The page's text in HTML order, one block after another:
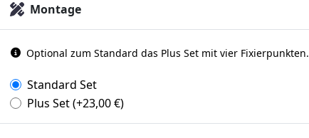
Montage
Optional zum Standard das Plus Set mit vier Fixierpunkten.
Standard Set
Plus Set(+23,00€)